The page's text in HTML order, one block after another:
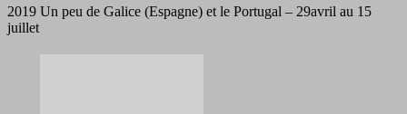
2019 Un peu de Galice (Espagne) et le Portugal – 29avril au 15
juillet